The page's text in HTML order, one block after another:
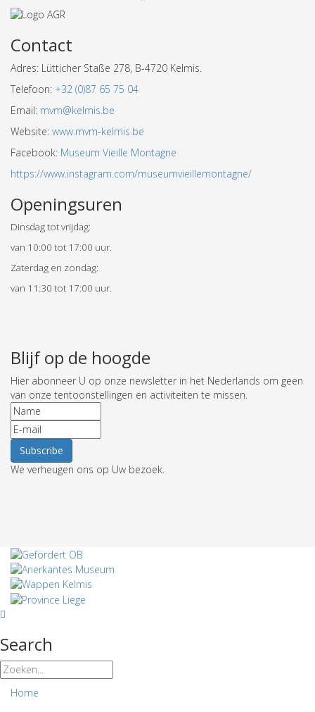
Contact
Adres: Lütticher Staße 278, B-4720 Kelmis.
Telefoon: +32 (0)87 65 75 04
Email: mvm@kelmis.be
Website: www.mvm-kelmis.be
Facebook: Museum Vieille Montagne
https://www.instagram.com/museumvieillemontagne/
Openingsuren
Dinsdag tot vrijdag:
van 10:00 tot 17:00 uur.
Zaterdag en zondag:
van 11:30 tot 17:00 uur.
Blijf op de hoogde
Hier abonneer U op onze newsletter in het Nederlands om geen
van onze tentoonstellingen en activiteiten te missen.
We verheugen ons op Uw bezoek.
Search
Home